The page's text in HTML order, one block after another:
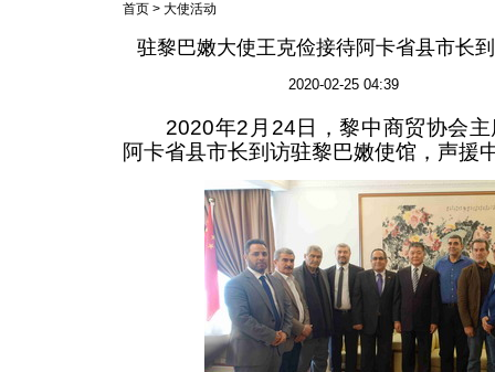
首页 > 大使活动
驻黎巴嫩大使王克俭接待阿卡省县市长
2020-02-25 04:39
2020年2月24日，黎中商贸协会主
阿卡省县市长到访驻黎巴嫩使馆，声援